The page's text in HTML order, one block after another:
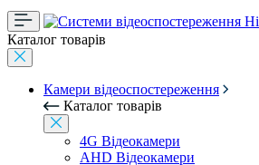
Каталог товарів
Камери відеоспостереження
Каталог товарів
4G Відеокамери
AHD Відеокамери